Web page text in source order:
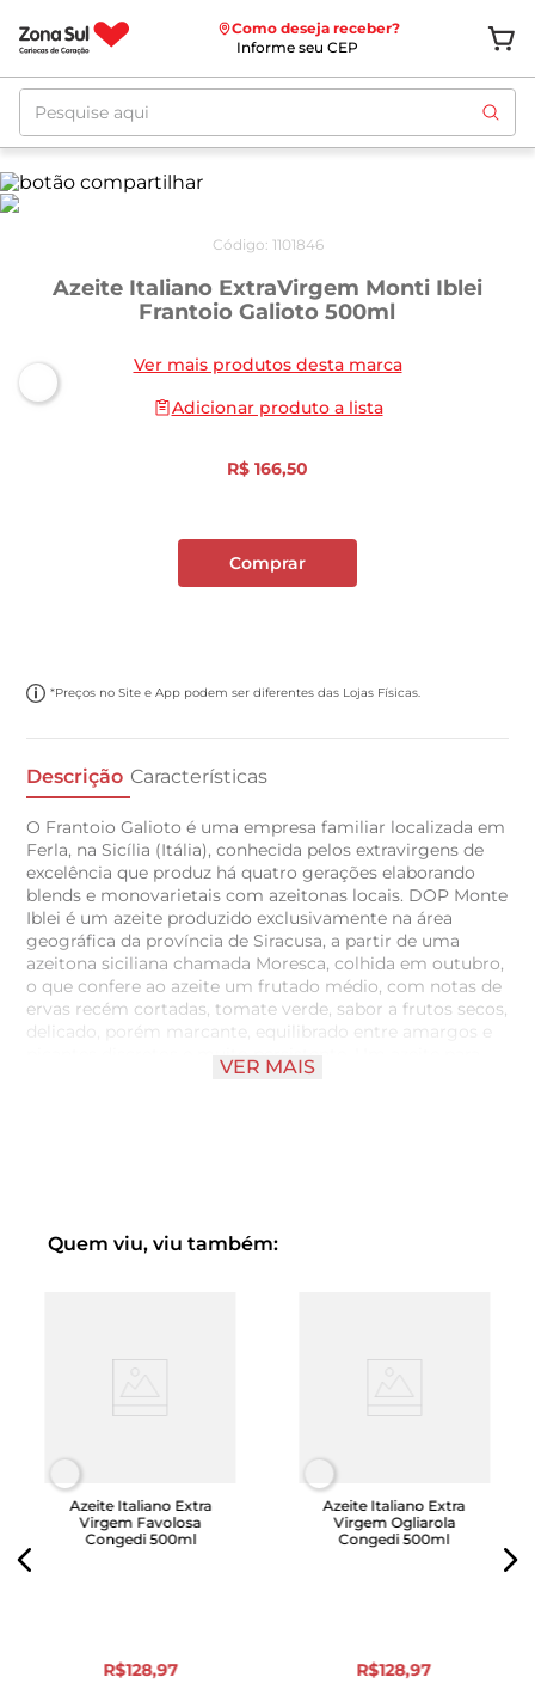
Como deseja receber?
Informe seu CEP
Pesquise aqui
Código: 1101846
Azeite Italiano ExtraVirgem Monti Iblei
Frantoio Galioto 500ml
Ver mais produtos desta marca
Adicionar produto a lista
R$ 166,50
Comprar
*Preços no Site e App podem ser diferentes das Lojas Físicas.
Descrição Características
O Frantoio Galioto é uma empresa familiar localizada em
Ferla, na Sicília (Itália), conhecida pelos extravirgens de
excelência que produz há quatro gerações elaborando
blends e monovarietais com azeitonas locais. DOP Monte
Iblei é um azeite produzido exclusivamente na área
geográfica da província de Siracusa, a partir de uma
azeitona siciliana chamada Moresca, colhida em outubro,
o que confere ao azeite um frutado médio, com notas de
ervas recém cortadas, tomate verde, sabor a frutos secos,
delicado, porém marcante, equilibrado entre amargos e
picantes discretos e muito persistente. Um azeite para
harmonizar com saladas mistas, verduras grelhadas,
VER MAIS
Quem viu, viu também:
Azeite Italiano Extra
Virgem Favolosa
Congedi 500ml
R$128,97
Azeite Italiano Extra
Virgem Ogliarola
Congedi 500ml
R$128,97